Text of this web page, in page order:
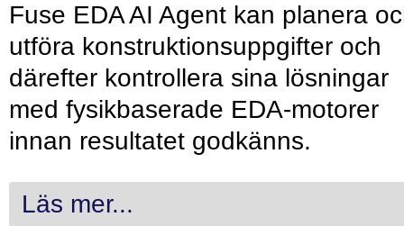
Fuse EDA AI Agent kan planera
utföra konstruktionsuppgifter och
därefter kontrollera sina lösningar
med fysikbaserade EDA-motorer
innan resultatet godkänns.
Läs mer...